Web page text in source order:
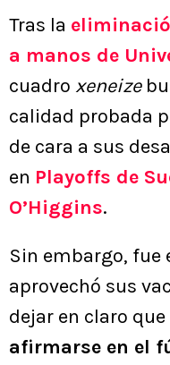
Tras la
a manos de
cuadro xeneize
calidad probada
de cara a sus
en Playoffs de
O’Higgins.
Sin embargo, fue
aprovechó sus
dejar en claro que
afirmarse en el